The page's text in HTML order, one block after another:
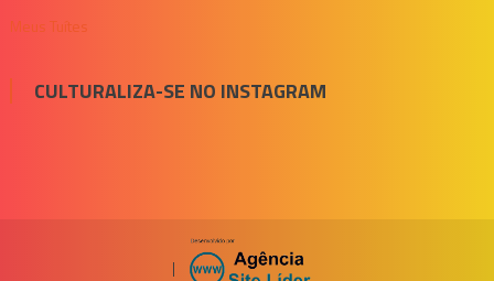
Meus Tuítes
CULTURALIZA-SE NO INSTAGRAM
|